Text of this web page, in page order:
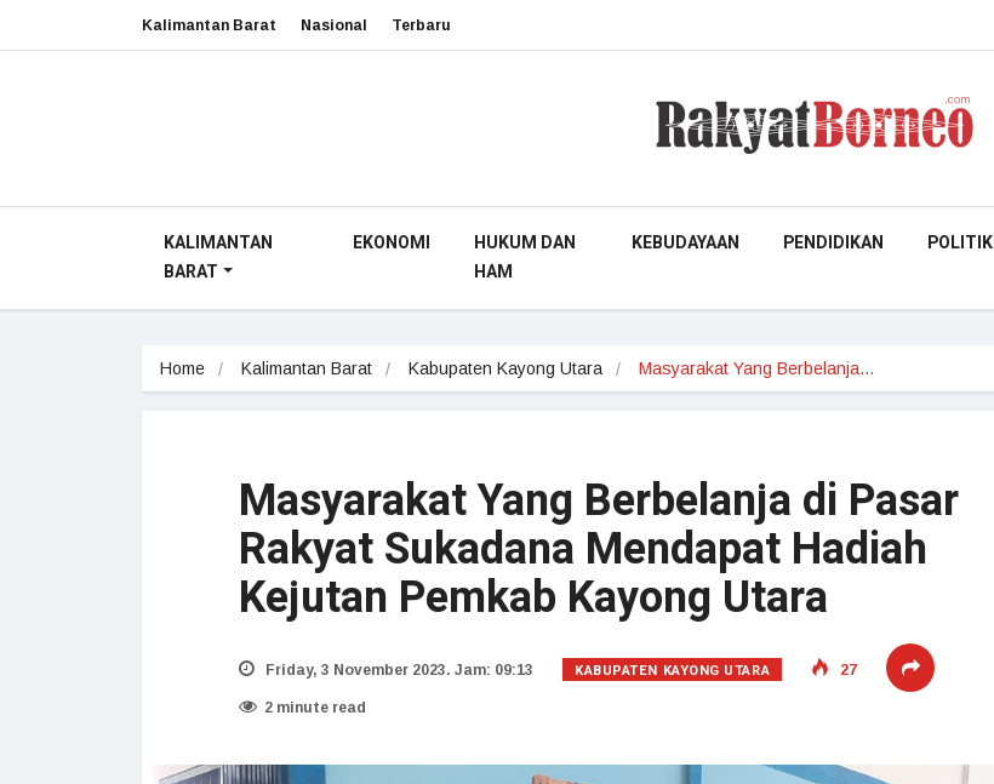
Kalimantan Barat Nasional Terbaru
KALIMANTAN
BARAT
EKONOMI
HUKUM DAN
HAM
KEBUDAYAAN PENDIDIKAN POLITIK
Home Kalimantan Barat Kabupaten Kayong Utara Masyarakat Yang Berbelanja…
Masyarakat Yang Berbelanja di Pasar
Rakyat Sukadana Mendapat Hadiah
Kejutan Pemkab Kayong Utara
Friday, 3 November 2023. Jam: 09:13 KABUPATEN KAYONG UTARA 27
2 minute read